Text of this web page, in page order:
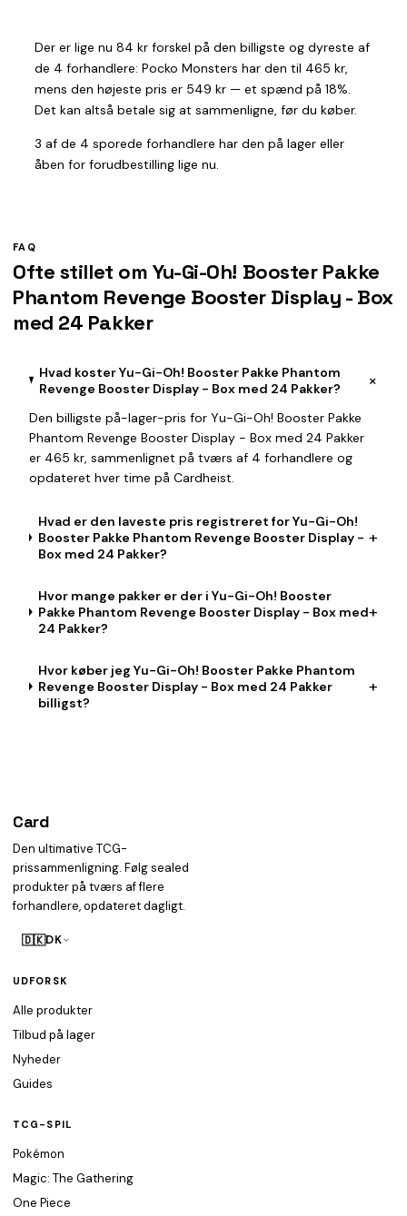
Der er lige nu 84 kr forskel på den billigste og dyreste af
de 4 forhandlere: Pocko Monsters har den til 465 kr,
mens den højeste pris er 549 kr — et spænd på 18%.
Det kan altså betale sig at sammenligne, før du køber.
3 af de 4 sporede forhandlere har den på lager eller
åben for forudbestilling lige nu.
FAQ
Ofte stillet om Yu-Gi-Oh! Booster Pakke
Phantom Revenge Booster Display - Box
med 24 Pakker
Hvad koster Yu-Gi-Oh! Booster Pakke Phantom
Revenge Booster Display - Box med 24 Pakker?
+
Den billigste på-lager-pris for Yu-Gi-Oh! Booster Pakke
Phantom Revenge Booster Display - Box med 24 Pakker
er 465 kr, sammenlignet på tværs af 4 forhandlere og
opdateret hver time på Cardheist.
Hvad er den laveste pris registreret for Yu-Gi-Oh!
Booster Pakke Phantom Revenge Booster Display -
Box med 24 Pakker?
+
Hvor mange pakker er der i Yu-Gi-Oh! Booster
Pakke Phantom Revenge Booster Display - Box med
24 Pakker?
+
Hvor køber jeg Yu-Gi-Oh! Booster Pakke Phantom
Revenge Booster Display - Box med 24 Pakker
billigst?
+
Card
Den ultimative TCG-
prissammenligning. Følg sealed
produkter på tværs af flere
forhandlere, opdateret dagligt.
🇩🇰DK
UDFORSK
Alle produkter
Tilbud på lager
Nyheder
Guides
TCG-SPIL
Pokémon
Magic: The Gathering
One Piece